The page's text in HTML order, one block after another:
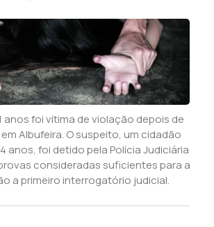
anos foi vítima de violação depois de
Albufeira. O suspeito, um cidadão
anos, foi detido pela Polícia Judiciária
consideradas suficientes para a
a primeiro interrogatório judicial.